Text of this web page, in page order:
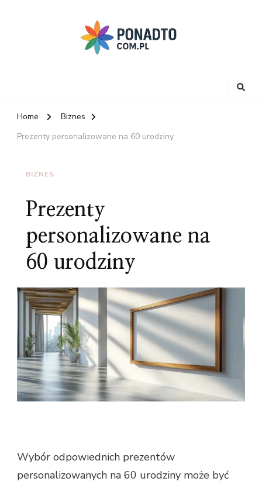
Home
Biznes
Prezenty personalizowane na 60 urodziny
BIZNES
Prezenty
personalizowane na
60 urodziny
Wybór odpowiednich prezentów
personalizowanych na 60 urodziny może być